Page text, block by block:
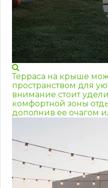
Терраса на крыше
пространством для
внимание стоит
комфортной зоны
дополнив ее очагом